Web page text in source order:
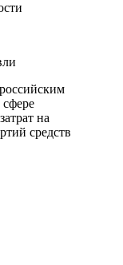
сфере
на
средств